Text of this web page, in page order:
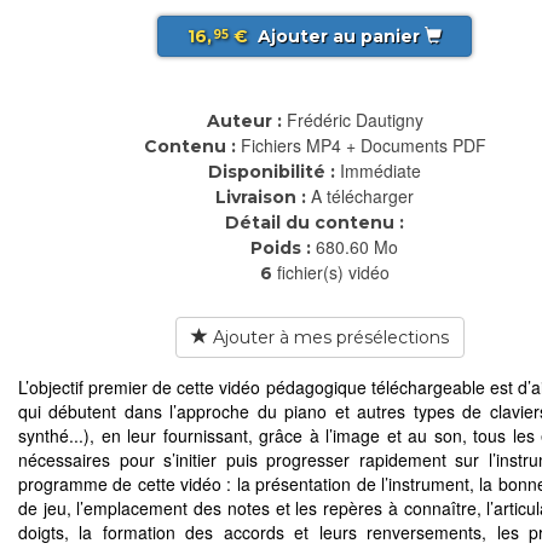
16,95€ Ajouter au panier
Auteur : Frédéric Dautigny
Contenu : Fichiers MP4 + Documents PDF
Disponibilité : Immédiate
Livraison : A télécharger
Détail du contenu :
Poids : 680.60 Mo
6 fichier(s) vidéo
Ajouter à mes présélections
L’objectif premier de cette vidéo pédagogique téléchargeable est
qui débutent dans l’approche du piano et autres types de
synthé...), en leur fournissant, grâce à l’image et au son, tous les
nécessaires pour s’initier puis progresser rapidement sur
programme de cette vidéo : la présentation de l’instrument, la
de jeu, l’emplacement des notes et les repères à connaître,
doigts, la formation des accords et leurs renversements, les